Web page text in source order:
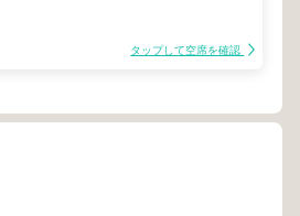
タップして空席を確認